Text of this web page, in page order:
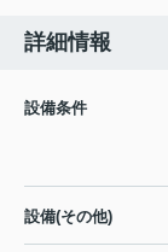
詳細情報
設備条件
設備(その他)